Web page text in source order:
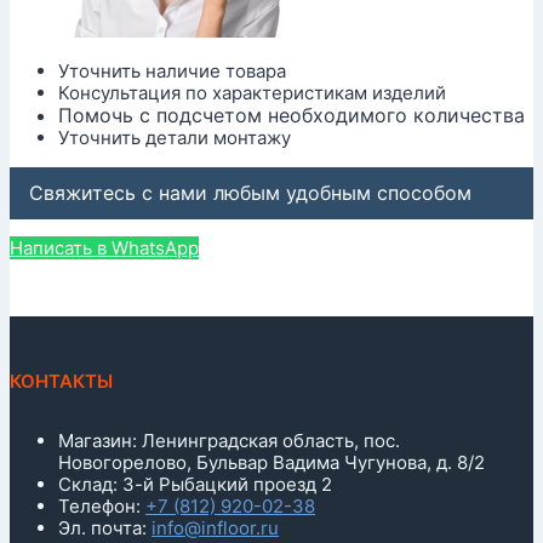
Уточнить наличие товара
Консультация по характеристикам изделий
Помочь с подсчетом необходимого количества
Уточнить детали монтажу
Свяжитесь с нами любым удобным способом
Написать в WhatsApp
КОНТАКТЫ
Магазин: Ленинградская область, пос.
Новогорелово, Бульвар Вадима Чугунова, д. 8/2
Склад: 3-й Рыбацкий проезд 2
Телефон: +7 (812) 920-02-38
Эл. почта: info@infloor.ru